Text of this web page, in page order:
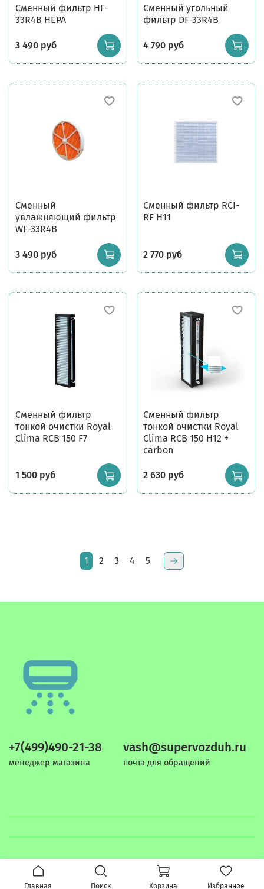
Сменный фильтр HF-
33R4B HEPA
3 490 руб
Сменный угольный
фильтр DF-33R4B
4 790 руб
Сменный
увлажняющий фильтр
WF-33R4B
3 490 руб
Сменный фильтр RCI-
RF H11
2 770 руб
Сменный фильтр
тонкой очистки Royal
Clima RCB 150 F7
1 500 руб
Сменный фильтр
тонкой очистки Royal
Clima RCB 150 H12 +
carbon
2 630 руб
1 2 3 4 5
+7(499)490-21-38
менеджер магазина
vash@supervozduh.ru
почта для обращений
Главная Поиск Корзина Избранное